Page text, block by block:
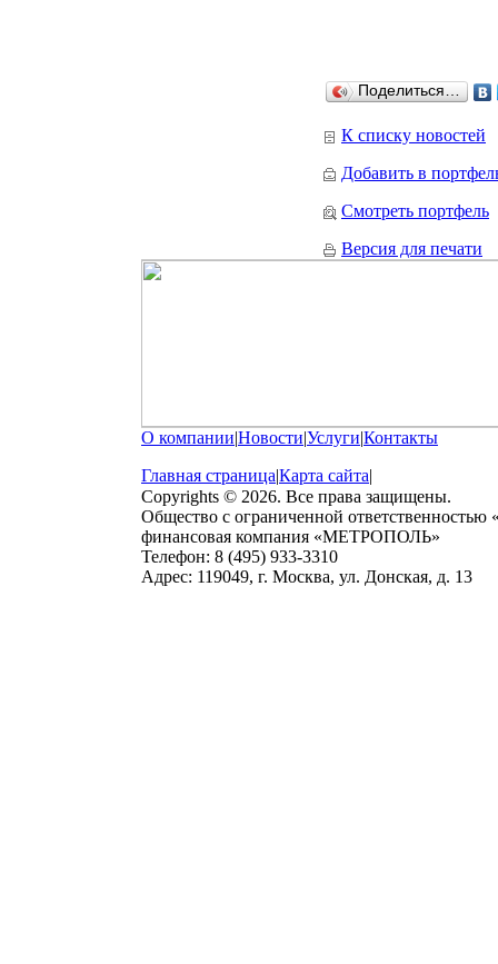
Поделиться…
К списку новостей
Добавить в
Смотреть портфель
Версия для печати
О компании|Новости|Услуги|Контакты
Главная страница|Карта сайта|
Copyrights © 2026. Все права защищены.
Общество с ограниченной ответственностью
финансовая компания «МЕТРОПОЛЬ»
Телефон: 8 (495) 933-3310
Адрес: 119049, г. Москва, ул. Донская, д. 13